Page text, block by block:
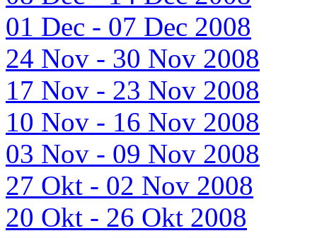
01 Dec - 07 Dec 2008
24 Nov - 30 Nov 2008
17 Nov - 23 Nov 2008
10 Nov - 16 Nov 2008
03 Nov - 09 Nov 2008
27 Okt - 02 Nov 2008
20 Okt - 26 Okt 2008